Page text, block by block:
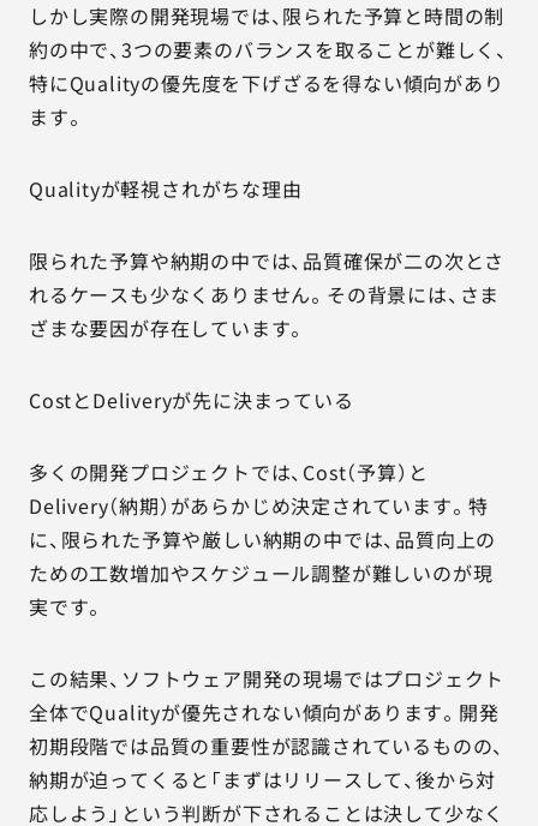
しかし実際の開発現場では、限られた予算と時間の制
約の中で、3つの要素のバランスを取ることが難しく、
特にQualityの優先度を下げざるを得ない傾向があり
ます。
Qualityが軽視されがちな理由
限られた予算や納期の中では、品質確保が二の次とさ
れるケースも少なくありません。その背景には、さま
ざまな要因が存在しています。
CostとDeliveryが先に決まっている
多くの開発プロジェクトでは、Cost（予算）と
Delivery（納期）があらかじめ決定されています。特
に、限られた予算や厳しい納期の中では、品質向上の
ための工数増加やスケジュール調整が難しいのが現
実です。
この結果、ソフトウェア開発の現場ではプロジェクト
全体でQualityが優先されない傾向があります。開発
初期段階では品質の重要性が認識されているものの、
納期が迫ってくると「まずはリリースして、後から対
応しよう」という判断が下されることは決して少なく